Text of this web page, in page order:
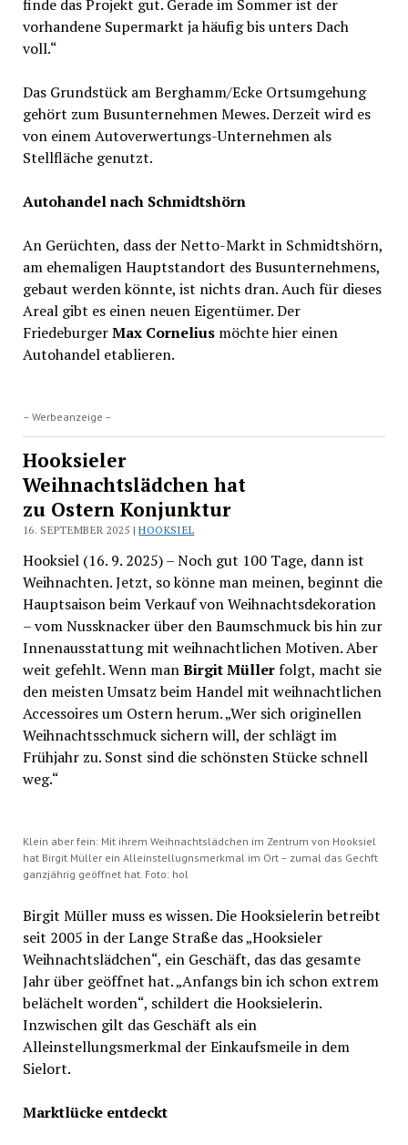
finde das Projekt gut. Gerade im Sommer ist der
vorhandene Supermarkt ja häufig bis unters Dach
voll.“
Das Grundstück am Berghamm/Ecke Ortsumgehung
gehört zum Busunternehmen Mewes. Derzeit wird es
von einem Autoverwertungs-Unternehmen als
Stellfläche genutzt.
Autohandel nach Schmidtshörn
An Gerüchten, dass der Netto-Markt in Schmidtshörn,
am ehemaligen Hauptstandort des Busunternehmens,
gebaut werden könnte, ist nichts dran. Auch für dieses
Areal gibt es einen neuen Eigentümer. Der
FriedeburgerMax Corneliusmöchte hier einen
Autohandel etablieren.
– Werbeanzeige –
Hooksieler
Weihnachtslädchen hat
zu Ostern Konjunktur
16. SEPTEMBER 2025 |HOOKSIEL
Hooksiel (16. 9. 2025) – Noch gut 100 Tage, dann ist
Weihnachten. Jetzt, so könne man meinen, beginnt die
Hauptsaison beim Verkauf von Weihnachtsdekoration
– vom Nussknacker über den Baumschmuck bis hin zur
Innenausstattung mit weihnachtlichen Motiven. Aber
weit gefehlt. Wenn manBirgit Müllerfolgt, macht sie
den meisten Umsatz beim Handel mit weihnachtlichen
Accessoires um Ostern herum. „Wer sich originellen
Weihnachtsschmuck sichern will, der schlägt im
Frühjahr zu. Sonst sind die schönsten Stücke schnell
weg.“
Klein aber fein: Mit ihrem Weihnachtslädchen im Zentrum von Hooksiel
hat Birgit Müller ein Alleinstellugnsmerkmal im Ort – zumal das Gechft
ganzjährig geöffnet hat. Foto: hol
Birgit Müller muss es wissen. Die Hooksielerin betreibt
seit 2005 in der Lange Straße das „Hooksieler
Weihnachtslädchen“, ein Geschäft, das das gesamte
Jahr über geöffnet hat. „Anfangs bin ich schon extrem
belächelt worden“, schildert die Hooksielerin.
Inzwischen gilt das Geschäft als ein
Alleinstellungsmerkmal der Einkaufsmeile in dem
Sielort.
Marktlücke entdeckt